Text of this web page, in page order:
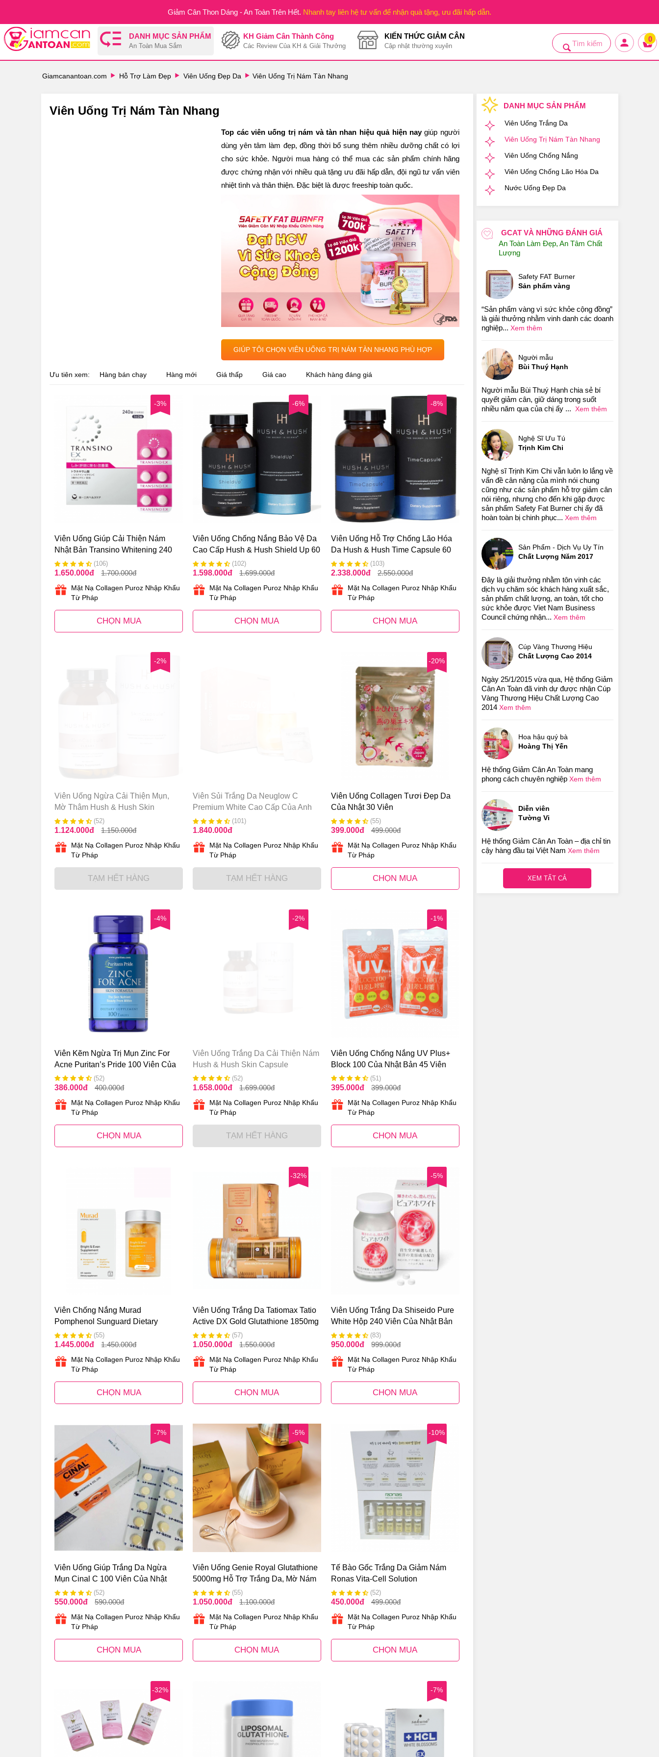
Giảm Cân Thon Dáng - An Toàn Trên Hết. Nhanh tay liên hệ tư vấn để nhận quà tặng, ưu đãi hấp dẫn.
DANH MỤC SẢN PHẨM
An Toàn Mua Sắm
KH Giảm Cân Thành Công
Các Review Của KH & Giải Thưởng
KIẾN THỨC GIẢM CÂN
Cập nhật thường xuyên
0
Giamcanantoan.com Hỗ Trợ Làm Đẹp Viên Uống Đẹp Da Viên Uống Trị Nám Tàn Nhang
Viên Uống Trị Nám Tàn Nhang
Top các viên uống trị nám và tàn nhan hiệu quả hiện naygiúp người
dùng yên tâm làm đẹp, đồng thời bổ sung thêm nhiều dưỡng chất có lợi
cho sức khỏe. Người mua hàng có thể mua các sản phẩm chính hãng
được chứng nhận với nhiều quà tặng ưu đãi hấp dẫn, đội ngũ tư vấn viên
nhiệt tình và thân thiện. Đặc biệt là được freeship toàn quốc.
GIÚP TÔI CHỌN VIÊN UỐNG TRỊ NÁM TÀN NHANG PHÙ HỢP
Ưu tiên xem: Hàng bán chạy Hàng mới Giá thấp Giá cao Khách hàng đáng giá
-3%
Viên Uống Giúp Cải Thiện Nám
Nhật Bản Transino Whitening 240
Viên
(106)
1.650.000đ 1.700.000đ
Mặt Nạ Collagen Puroz Nhập Khẩu
Từ Pháp
CHỌN MUA
-6%
Viên Uống Chống Nắng Bảo Vệ Da
Cao Cấp Hush & Hush Shield Up 60
Viên
(102)
1.598.000đ 1.699.000đ
Mặt Nạ Collagen Puroz Nhập Khẩu
Từ Pháp
CHỌN MUA
-8%
Viên Uống Hỗ Trợ Chống Lão Hóa
Da Hush & Hush Time Capsule 60
Viên
(103)
2.338.000đ 2.550.000đ
Mặt Nạ Collagen Puroz Nhập Khẩu
Từ Pháp
CHỌN MUA
-2%
Viên Uống Ngừa Cải Thiện Mụn,
Mờ Thâm Hush & Hush Skin
Capsule Clear+ 60 Viên
(52)
1.124.000đ 1.150.000đ
Mặt Nạ Collagen Puroz Nhập Khẩu
Từ Pháp
TẠM HẾT HÀNG
Viên Sủi Trắng Da Neuglow C
Premium White Cao Cấp Của Anh
(101)
1.840.000đ
Mặt Nạ Collagen Puroz Nhập Khẩu
Từ Pháp
TẠM HẾT HÀNG
-20%
Viên Uống Collagen Tươi Đẹp Da
Của Nhật 30 Viên
(55)
399.000đ 499.000đ
Mặt Nạ Collagen Puroz Nhập Khẩu
Từ Pháp
CHỌN MUA
-4%
Viên Kẽm Ngừa Trị Mụn Zinc For
Acne Puritan’s Pride 100 Viên Của
Mỹ
(52)
386.000đ 400.000đ
Mặt Nạ Collagen Puroz Nhập Khẩu
Từ Pháp
CHỌN MUA
-2%
Viên Uống Trắng Da Cải Thiện Nám
Hush & Hush Skin Capsule
Brighten+ 60 Viên
(52)
1.658.000đ 1.699.000đ
Mặt Nạ Collagen Puroz Nhập Khẩu
Từ Pháp
TẠM HẾT HÀNG
-1%
Viên Uống Chống Nắng UV Plus+
Block 100 Của Nhật Bản 45 Viên
(51)
395.000đ 399.000đ
Mặt Nạ Collagen Puroz Nhập Khẩu
Từ Pháp
CHỌN MUA
Viên Chống Nắng Murad
Pomphenol Sunguard Dietary
Supplement 60 Viên Của Mỹ
(55)
1.445.000đ 1.450.000đ
Mặt Nạ Collagen Puroz Nhập Khẩu
Từ Pháp
CHỌN MUA
-32%
Viên Uống Trắng Da Tatiomax Tatio
Active DX Gold Glutathione 1850mg
Nhật Bản
(57)
1.050.000đ 1.550.000đ
Mặt Nạ Collagen Puroz Nhập Khẩu
Từ Pháp
CHỌN MUA
-5%
Viên Uống Trắng Da Shiseido Pure
White Hộp 240 Viên Của Nhật Bản
(83)
950.000đ 999.000đ
Mặt Nạ Collagen Puroz Nhập Khẩu
Từ Pháp
CHỌN MUA
-7%
Viên Uống Giúp Trắng Da Ngừa
Mụn Cinal C 100 Viên Của Nhật
Bản
(52)
550.000đ 590.000đ
Mặt Nạ Collagen Puroz Nhập Khẩu
Từ Pháp
CHỌN MUA
-5%
Viên Uống Genie Royal Glutathione
5000mg Hỗ Trợ Trắng Da, Mờ Nám
Hàn Quốc (55)
1.050.000đ 1.100.000đ
Mặt Nạ Collagen Puroz Nhập Khẩu
Từ Pháp
CHỌN MUA
-10%
Tế Bào Gốc Trắng Da Giảm Nám
Ronas Vita-Cell Solution
(52)
450.000đ 499.000đ
Mặt Nạ Collagen Puroz Nhập Khẩu
Từ Pháp
CHỌN MUA
-32% -7%
DANH MỤC SẢN PHẨM
Viên Uống Trắng Da
Viên Uống Trị Nám Tàn Nhang
Viên Uống Chống Nắng
Viên Uống Chống Lão Hóa Da
Nước Uống Đẹp Da
GCAT VÀ NHỮNG ĐÁNH GIÁ
An Toàn Làm Đẹp, An Tâm Chất
Lượng
Safety FAT Burner
Sản phẩm vàng
“Sản phẩm vàng vì sức khỏe cộng đồng”
là giải thưởng nhằm vinh danh các doanh
nghiệp... Xem thêm
Người mẫu
Bùi Thuý Hạnh
Người mẫu Bùi Thuý Hạnh chia sẻ bí
quyết giảm cân, giữ dáng trong suốt
nhiều năm qua của chị ấy ... Xem thêm
Nghệ Sĩ Ưu Tú
Trịnh Kim Chi
Nghệ sĩ Trịnh Kim Chi vẫn luôn lo lắng về
vấn đề cân nặng của mình nói chung
cũng như các sản phẩm hỗ trợ giảm cân
nói riêng, nhưng cho đến khi gặp được
sản phẩm Safety Fat Burner chị ấy đã
hoàn toàn bị chinh phục... Xem thêm
Sản Phẩm - Dịch Vụ Uy Tín
Chất Lượng Năm 2017
Đây là giải thưởng nhằm tôn vinh các
dịch vụ chăm sóc khách hàng xuất sắc,
sản phẩm chất lượng, an toàn, tốt cho
sức khỏe được Viet Nam Business
Council chứng nhận... Xem thêm
Cúp Vàng Thương Hiệu
Chất Lượng Cao 2014
Ngày 25/1/2015 vừa qua, Hệ thống Giảm
Cân An Toàn đã vinh dự được nhận Cúp
Vàng Thương Hiệu Chất Lượng Cao
2014 Xem thêm
Hoa hậu quý bà
Hoàng Thị Yến
Hệ thống Giảm Cân An Toàn mang
phong cách chuyên nghiệp Xem thêm
Diễn viên
Tường Vi
Hệ thống Giảm Cân An Toàn – địa chỉ tin
cậy hàng đầu tại Việt Nam Xem thêm
XEM TẤT CẢ